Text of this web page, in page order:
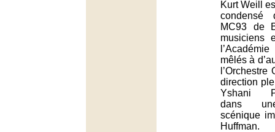
Kurt Weill
condensé
MC93 de
musiciens
mêlés à
direction
Yshani
dans
scénique
Huffman.